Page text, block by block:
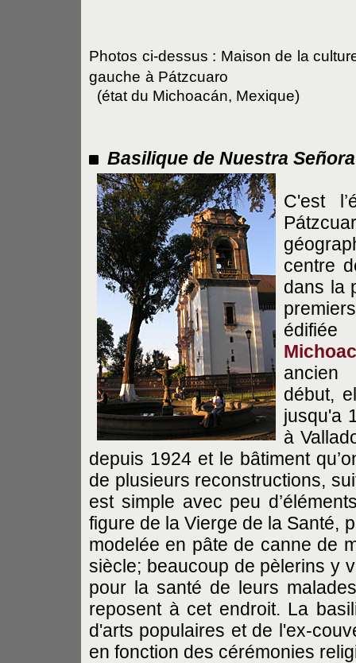
Photos ci-dessus : Maison de la
gauche à Pátzcuaro
(état du Michoacán, Mexique)
Basilique de Nuestra
C'est
centre
dans la
ancien
début,
jusqu'a
à
depuis 1924 et le bâtiment
de plusieurs reconstructions,
est simple avec peu
figure de la Vierge de la Santé,
modelée en pâte de canne de
siècle; beaucoup de pèlerins y
pour la santé de leurs
reposent à cet endroit. La
d'arts populaires et de l'ex-
en fonction des cérémonies